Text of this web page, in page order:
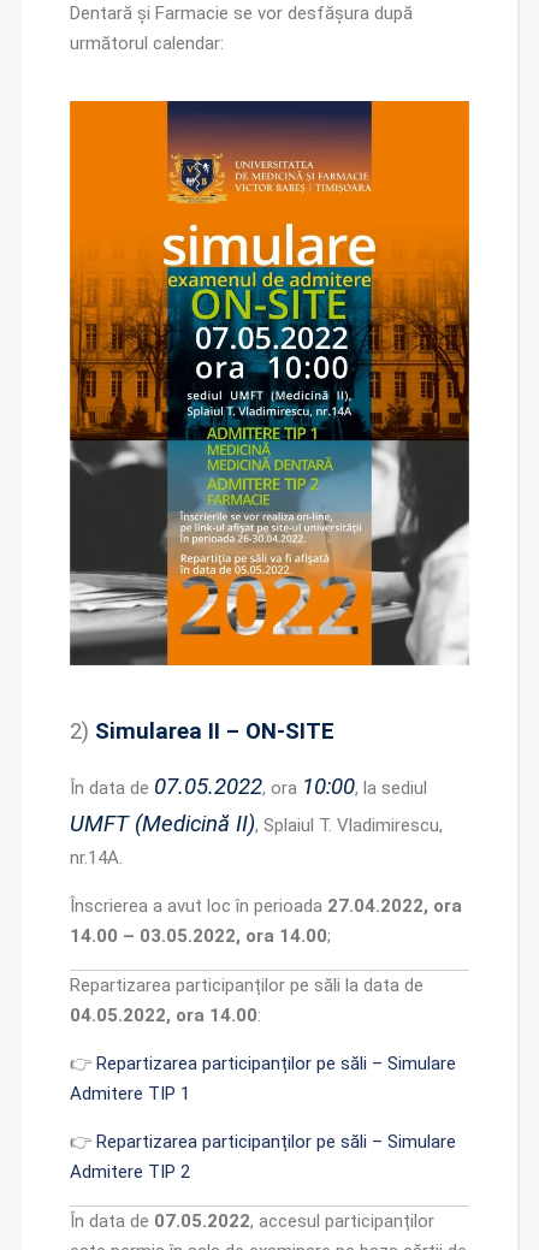
Dentară și Farmacie se vor desfășura după
următorul calendar:
2) Simularea II – ON-SITE
În data de 07.05.2022, ora 10:00, la sediul
UMFT (Medicină II), Splaiul T. Vladimirescu,
nr.14A.
Înscrierea a avut loc în perioada 27.04.2022, ora
14.00 – 03.05.2022, ora 14.00;
Repartizarea participanților pe săli la data de
04.05.2022, ora 14.00:
👉 Repartizarea participanților pe săli – Simulare
Admitere TIP 1
👉 Repartizarea participanților pe săli – Simulare
Admitere TIP 2
În data de 07.05.2022, accesul participanților